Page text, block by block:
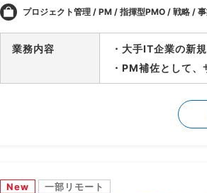
プロジェクト管理 / PM / 指揮型PMO / 戦略 /
業務内容
・大手IT企業の新
・PM補佐として
等、立上げ全体を
・立上げ後はサー
ーチへの参画等、
New 一部リモート